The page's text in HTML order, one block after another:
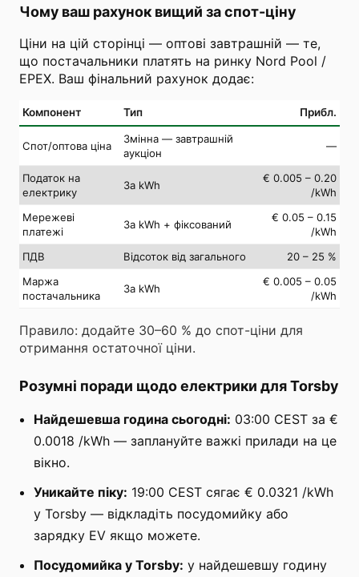
Чому ваш рахунок вищий за спот-ціну
Ціни на цій сторінці — оптові завтрашній — те,
що постачальники платять на ринку Nord Pool /
EPEX. Ваш фінальний рахунок додає:
Компонент Тип Прибл.
Спот/оптова ціна
Змінна — завтрашній
аукціон
—
Податок на
електрику
За kWh
€ 0.005 – 0.20
/kWh
Мережеві
платежі
За kWh + фіксований
€ 0.05 – 0.15
/kWh
ПДВ
Відсоток від загального
20 – 25 %
Маржа
постачальника
За kWh
€ 0.005 – 0.05
/kWh
Правило: додайте 30–60 % до спот-ціни для
отримання остаточної ціни.
Розумні поради щодо електрики для Torsby
Найдешевша година сьогодні: 03:00 CEST за €
0.0018 /kWh — заплануйте важкі прилади на це
вікно.
Уникайте піку: 19:00 CEST сягає € 0.0321 /kWh
у Torsby — відкладіть посудомийку або
зарядку EV якщо можете.
Посудомийка у Torsby: у найдешевшу годину